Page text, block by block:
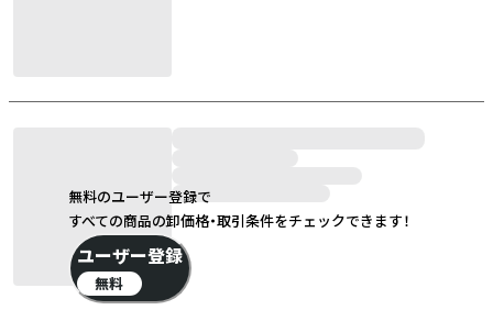
無料のユーザー登録で
すべての商品の卸価格・取引条件をチェックできます！
ユーザー登録
無料